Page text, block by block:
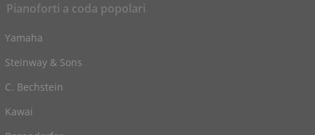
Pianoforti a coda popolari
Yamaha
Steinway & Sons
C. Bechstein
Kawai